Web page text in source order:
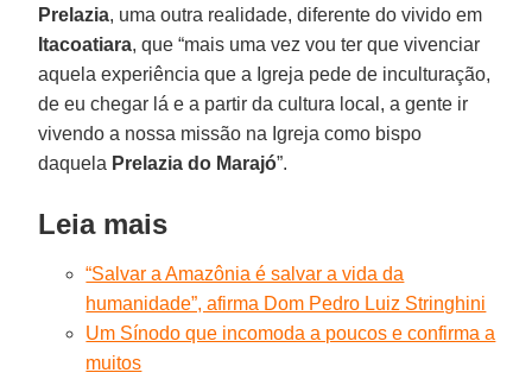
Prelazia, uma outra realidade, diferente do vivido em
Itacoatiara, que “mais uma vez vou ter que vivenciar
aquela experiência que a Igreja pede de inculturação,
de eu chegar lá e a partir da cultura local, a gente ir
vivendo a nossa missão na Igreja como bispo
daquela Prelazia do Marajó”.
Leia mais
“Salvar a Amazônia é salvar a vida da
humanidade”, afirma Dom Pedro Luiz Stringhini
Um Sínodo que incomoda a poucos e confirma a
muitos